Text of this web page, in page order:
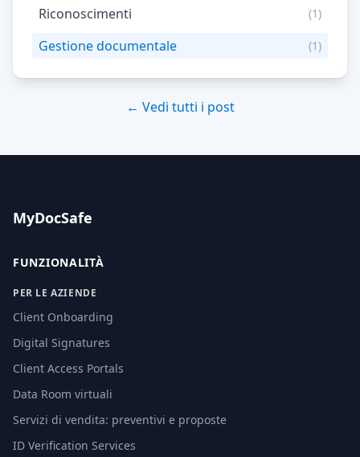
Riconoscimenti (1)
Gestione documentale (1)
← Vedi tutti i post
MyDocSafe
FUNZIONALITÀ
PER LE AZIENDE
Client Onboarding
Digital Signatures
Client Access Portals
Data Room virtuali
Servizi di vendita: preventivi e proposte
ID Verification Services